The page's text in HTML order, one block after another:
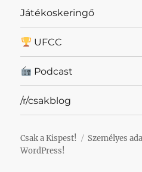
Játékoskeringő
UFCC
Podcast
/r/csakblog
Csak a Kispest! Személyes
WordPress!